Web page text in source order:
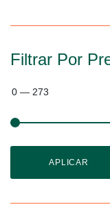
Filtrar Por
0 — 273
APLICAR